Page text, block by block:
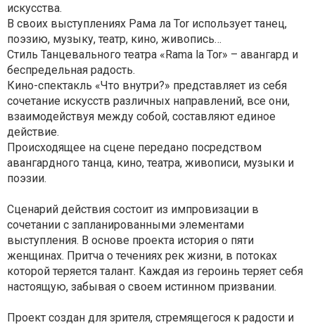
искусства.
В своих выступлениях Рама ла Тоr использует танец,
поэзию, музыку, театр, кино, живопись…
Стиль Танцевального театра «Rama la Tor» – авангард и
беспредельная радость.
Кино-спектакль «Что внутри?» представляет из себя
сочетание искусств различных направлений, все они,
взаимодействуя между собой, составляют единое
действие.
Происходящее на сцене передано посредством
авангардного танца, кино, театра, живописи, музыки и
поэзии.
Сценарий действия состоит из импровизации в
сочетании с запланированными элементами
выступления. В основе проекта история о пяти
женщинах. Притча о течениях рек жизни, в потоках
которой теряется талант. Каждая из героинь теряет себя
настоящую, забывая о своем истинном призвании.
Проект создан для зрителя, стремящегося к радости и